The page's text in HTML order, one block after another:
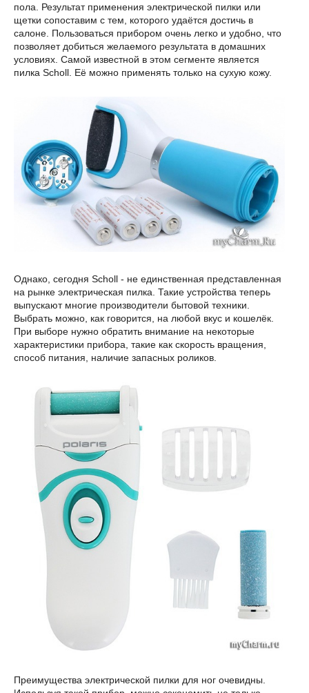
пола. Результат применения электрической пилки или
щетки сопоставим с тем, которого удаётся достичь в
салоне. Пользоваться прибором очень легко и удобно, что
позволяет добиться желаемого результата в домашних
условиях. Самой известной в этом сегменте является
пилка Scholl. Её можно применять только на сухую кожу.
Однако, сегодня Scholl - не единственная представленная
на рынке электрическая пилка. Такие устройства теперь
выпускают многие производители бытовой техники.
Выбрать можно, как говорится, на любой вкус и кошелёк.
При выборе нужно обратить внимание на некоторые
характеристики прибора, такие как скорость вращения,
способ питания, наличие запасных роликов.
Преимущества электрической пилки для ног очевидны.